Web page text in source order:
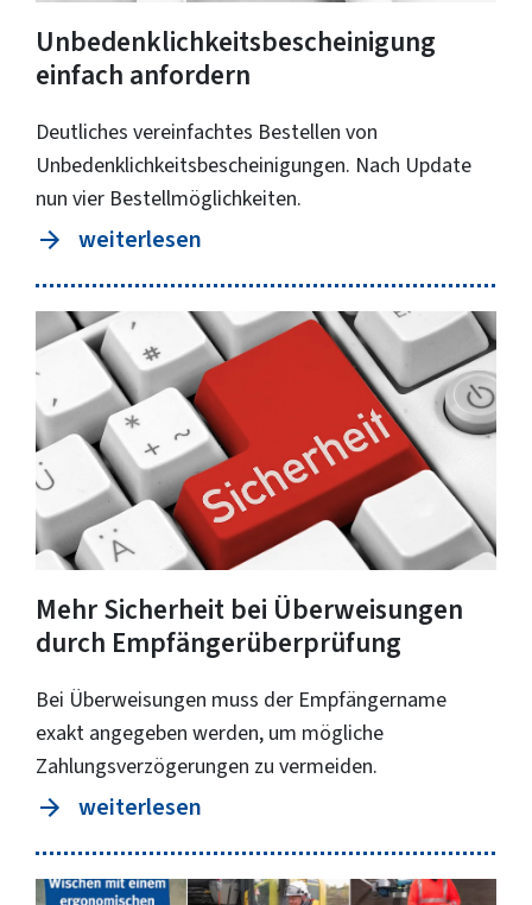
Unbedenklichkeitsbescheinigung
einfach anfordern
Deutliches vereinfachtes Bestellen von
Unbedenklichkeitsbescheinigungen. Nach Update
nun vier Bestellmöglichkeiten.
weiterlesen
Mehr Sicherheit bei Überweisungen
durch Empfängerüberprüfung
Bei Überweisungen muss der Empfängername
exakt angegeben werden, um mögliche
Zahlungsverzögerungen zu vermeiden.
weiterlesen